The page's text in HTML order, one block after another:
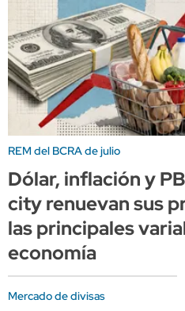
REM del BCRA de julio
Dólar, inflación y
city renuevan sus
las principales
economía
Mercado de divisas